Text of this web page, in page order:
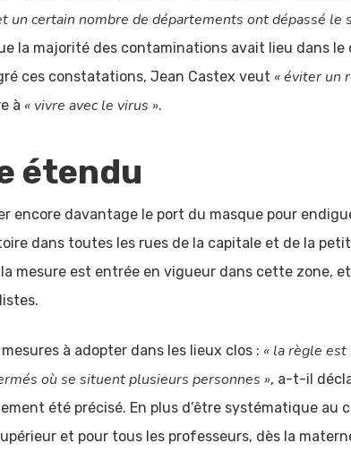
un certain nombre de départements ont dépassé
la majorité des contaminations avait lieu dans le
ces constatations, Jean Castex veut « éviter un
à « vivre avec le virus ».
étendu
encore davantage le port du masque pour
dans toutes les rues de la capitale et de la
mesure est entrée en vigueur dans cette zone, et
à adopter dans les lieux clos : « la règle
où se situent plusieurs personnes », a-t-il
été précisé. En plus d’être systématique au
et pour tous les professeurs, dès la